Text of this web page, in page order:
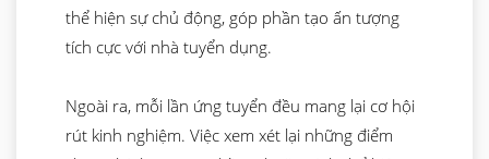
thể hiện sự chủ động, góp phần tạo ấn tượng
tích cực với nhà tuyển dụng.
Ngoài ra, mỗi lần ứng tuyển đều mang lại cơ hội
rút kinh nghiệm. Việc xem xét lại những điểm